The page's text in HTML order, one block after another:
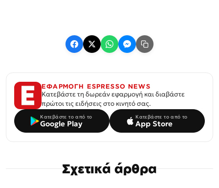
ΕΦΑΡΜΟΓΗ ESPRESSO NEWS
Κατεβάστε τη δωρεάν εφαρμογή και διαβάστε
πρώτοι τις ειδήσεις στο κινητό σας.
Κατεβάστε το από το
Google Play
Κατεβάστε το από το
App Store
Σχετικά άρθρα